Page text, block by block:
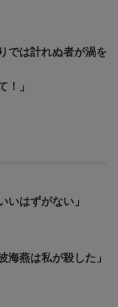
では計れぬ者が渦を
」
いはずがない」
海燕は私が殺した」